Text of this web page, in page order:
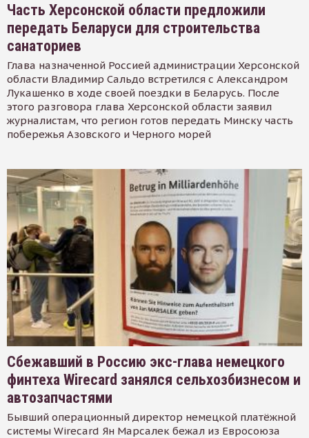
Часть Херсонской области предложили
передать Беларуси для строительства
санаториев
Глава назначенной Россией администрации Херсонской
области Владимир Сальдо встретился с Александром
Лукашенко в ходе своей поездки в Беларусь. После
этого разговора глава Херсонской области заявил
журналистам, что регион готов передать Минску часть
побережья Азовского и Черного морей
Сбежавший в Россию экс-глава немецкого
финтеха Wirecard занялся сельхозбизнесом и
автозапчастями
Бывший операционный директор немецкой платёжной
системы Wirecard Ян Марсалек бежал из Евросоюза